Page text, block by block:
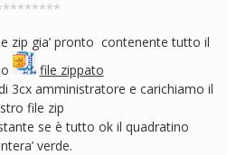
zip gia’ pronto contenente tutto il
file zippato
3cx amministratore e carichiamo il
file zip
se è tutto ok il quadratino
verde.